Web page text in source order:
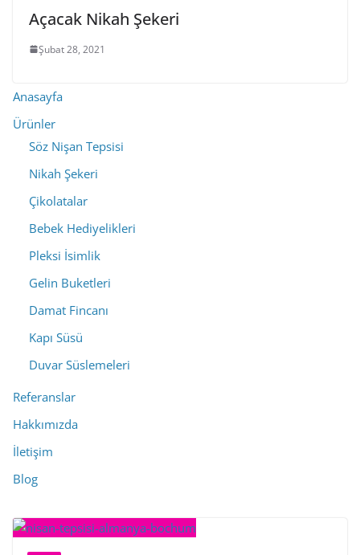
Açacak Nikah Şekeri
Şubat 28, 2021
Anasayfa
Ürünler
Söz Nişan Tepsisi
Nikah Şekeri
Çikolatalar
Bebek Hediyelikleri
Pleksi İsimlik
Gelin Buketleri
Damat Fincanı
Kapı Süsü
Duvar Süslemeleri
Referanslar
Hakkımızda
İletişim
Blog